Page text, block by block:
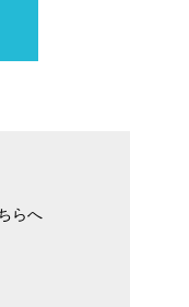
らへ